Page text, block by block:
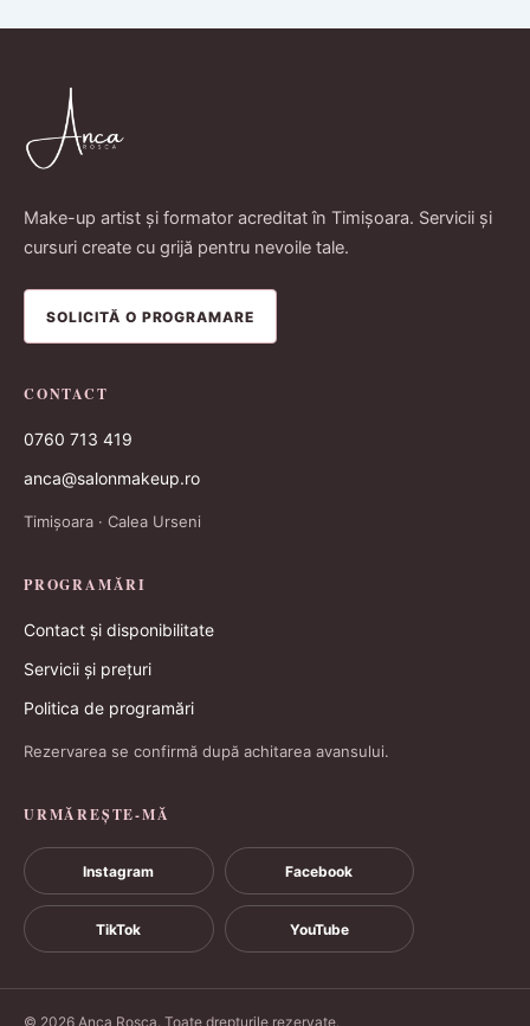
Make-up artist și formator acreditat în Timișoara. Servicii și
cursuri create cu grijă pentru nevoile tale.
SOLICITĂ O PROGRAMARE
CONTACT
0760 713 419
anca@salonmakeup.ro
Timișoara · Calea Urseni
PROGRAMĂRI
Contact și disponibilitate
Servicii și prețuri
Politica de programări
Rezervarea se confirmă după achitarea avansului.
URMĂREȘTE-MĂ
Instagram Facebook
TikTok YouTube
© 2026 Anca Roșca. Toate drepturile rezervate.